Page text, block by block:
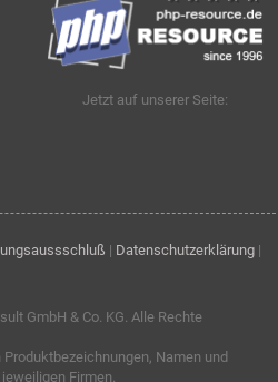
Jetzt auf unserer Seite:
| Datenschutzerklärung |
GmbH & Co. KG. Alle Rechte
Namen und
Firmen.